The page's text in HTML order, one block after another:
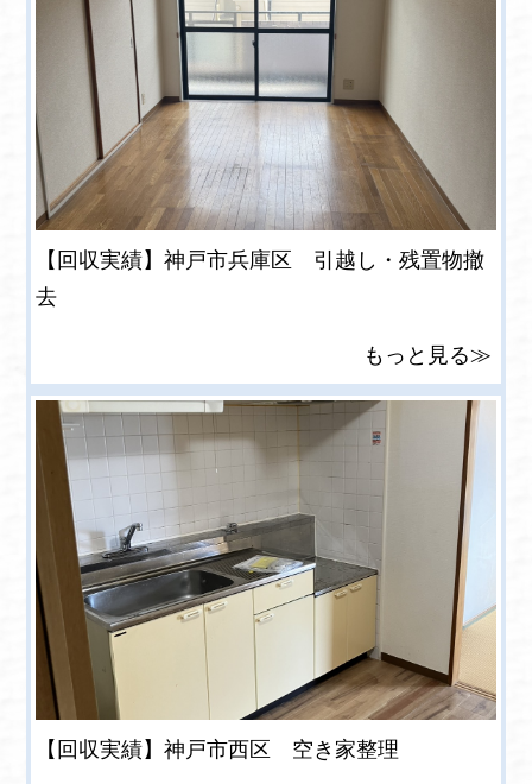
【回収実績】神戸市兵庫区 引越し・残置物撤
去
もっと見る≫
【回収実績】神戸市西区 空き家整理